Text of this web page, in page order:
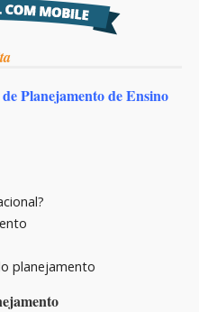
Planejamento de Ensino
planejamento